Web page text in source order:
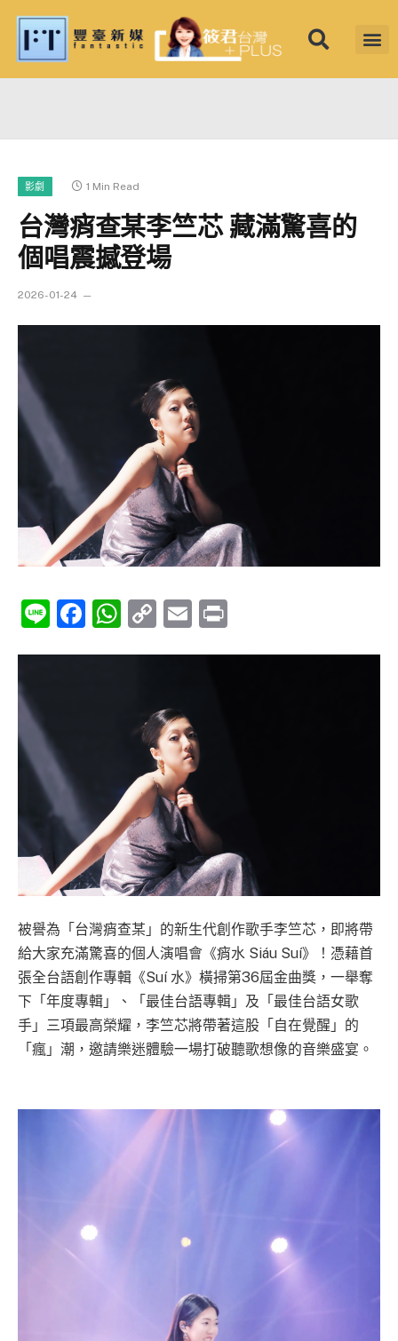
影劇 1 Min Read
台灣痟查某李竺芯 藏滿驚喜的
個唱震撼登場
2026-01-24
LineFacebook
WhatsApp
CopyEmail
被譽為「台灣痟查某」的新生代創作歌手李竺芯，即將帶
給大家充滿驚喜的個人演唱會《痟水 Siáu Suí》！憑藉首
張全台語創作專輯《Suí 水》橫掃第36屆金曲獎，一舉奪
下「年度專輯」、「最佳台語專輯」及「最佳台語女歌
手」三項最高榮耀，李竺芯將帶著這股「自在覺醒」的
「瘋」潮，邀請樂迷體驗一場打破聽歌想像的音樂盛宴。